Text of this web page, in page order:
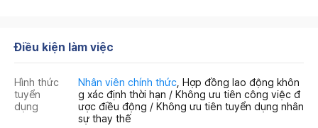
Điều kiện làm việc
Hình thức
tuyển
dụng
Nhân viên chính thức , Hợp đồng lao động khôn
g xác định thời hạn / Không ưu tiên công việc đ
ược điều động / Không ưu tiên tuyển dụng nhân
sự thay thế